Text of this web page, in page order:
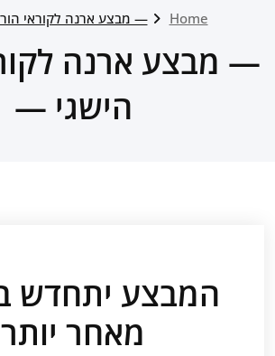
Home — מבצע ארנה לקוראי
— מבצע ארנה
הישגי —
המבצע יתחדש
מאחר יותר